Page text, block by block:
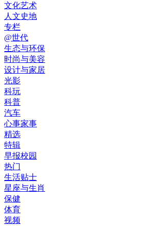
文化艺术
人文史地
专栏
@世代
生态与环保
时尚与美容
设计与家居
光影
科玩
科普
汽车
心事家事
精选
特辑
早报校园
热门
生活贴士
星座与生肖
保健
体育
视频